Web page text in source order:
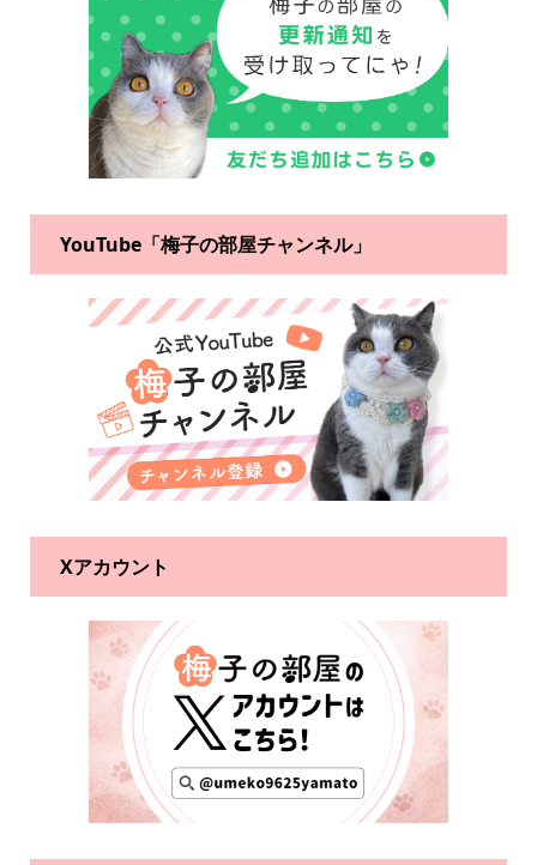
YouTube「梅子の部屋チャンネル」
Xアカウント